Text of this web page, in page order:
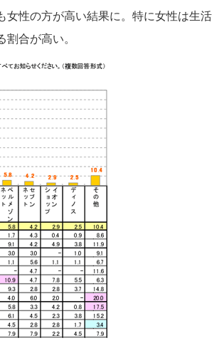
性の方が高い結果に。特に女性は生活
合が高い。